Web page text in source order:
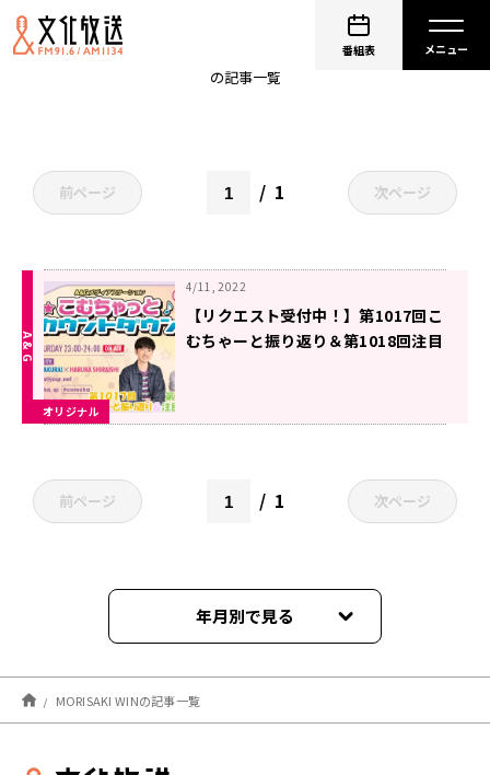
番組表
の記事一覧
前ページ 1 次ページ
オリジナル
4/11, 2022
【リクエスト受付中！】第1017回こ
むちゃーと振り返り＆第1018回注目
前ページ 1 次ページ
年月別で見る
2022年04月
MORISAKI WINの記事一覧